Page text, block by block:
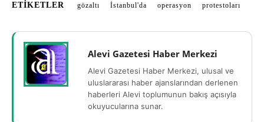
ETIKETLER gözaltı İstanbul'da operasyon protestoları
Alevi Gazetesi Haber Merkezi
Alevi Gazetesi Haber Merkezi, ulusal ve
uluslararası haber ajanslarından derlenen
haberleri Alevi toplumunun bakış açısıyla
okuyucularına sunar.